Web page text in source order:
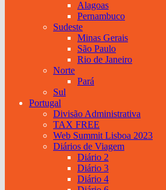
Alagoas
Pernambuco
Sudeste
Minas Gerais
São Paulo
Rio de Janeiro
Norte
Pará
Sul
Portugal
Divisão Administrativa
TAX FREE
Web Summit Lisboa 2023
Diários de Viagem
Diário 2
Diário 3
Diário 4